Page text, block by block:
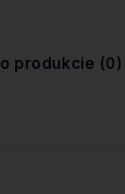
produkcie (0)